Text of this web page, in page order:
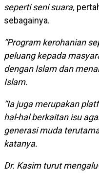
seperti seni suara,
sebagainya.
“Program kerohanian
peluang kepada
dengan Islam dan
Islam.
“Ia juga merupakan
hal-hal berkaitan isu
generasi muda
katanya.
Dr. Kasim turut